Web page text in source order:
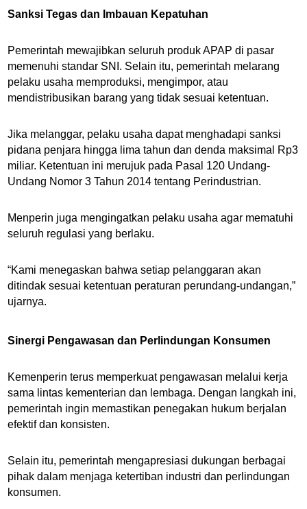
Sanksi Tegas dan Imbauan Kepatuhan
Pemerintah mewajibkan seluruh produk APAP di pasar
memenuhi standar SNI. Selain itu, pemerintah melarang
pelaku usaha memproduksi, mengimpor, atau
mendistribusikan barang yang tidak sesuai ketentuan.
Jika melanggar, pelaku usaha dapat menghadapi sanksi
pidana penjara hingga lima tahun dan denda maksimal Rp3
miliar. Ketentuan ini merujuk pada Pasal 120 Undang-
Undang Nomor 3 Tahun 2014 tentang Perindustrian.
Menperin juga mengingatkan pelaku usaha agar mematuhi
seluruh regulasi yang berlaku.
“Kami menegaskan bahwa setiap pelanggaran akan
ditindak sesuai ketentuan peraturan perundang-undangan,”
ujarnya.
Sinergi Pengawasan dan Perlindungan Konsumen
Kemenperin terus memperkuat pengawasan melalui kerja
sama lintas kementerian dan lembaga. Dengan langkah ini,
pemerintah ingin memastikan penegakan hukum berjalan
efektif dan konsisten.
Selain itu, pemerintah mengapresiasi dukungan berbagai
pihak dalam menjaga ketertiban industri dan perlindungan
konsumen.